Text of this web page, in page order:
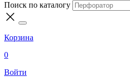
Поиск по каталогу
Корзина
0
Войти